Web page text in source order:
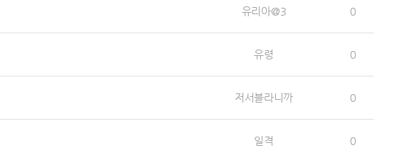
유리아@3 0
유령 0
저서블라니까 0
일격 0